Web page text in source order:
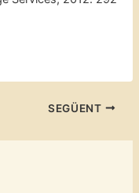
SEGÜENT